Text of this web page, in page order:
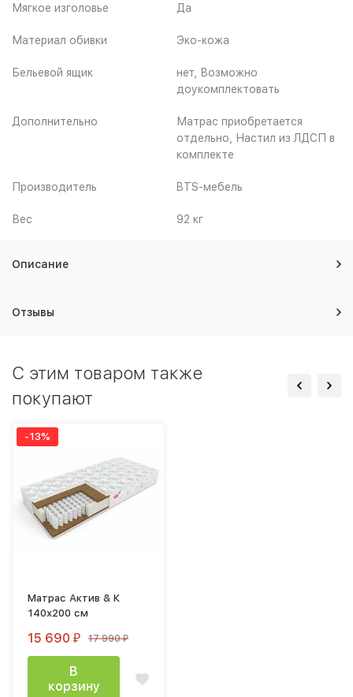
Мягкое изголовье Да
Материал обивки Эко-кожа
Бельевой ящик
нет, Возможно
доукомплектовать
Дополнительно
Матрас приобретается
отдельно, Настил из ЛДСП в
комплекте
Производитель BTS-мебель
Вес 92 кг
Описание
Отзывы
C этим товаром также
покупают
-13%
Матрас Актив & К
140х200 см
15 690 ₽ 17 990₽
В
корзину